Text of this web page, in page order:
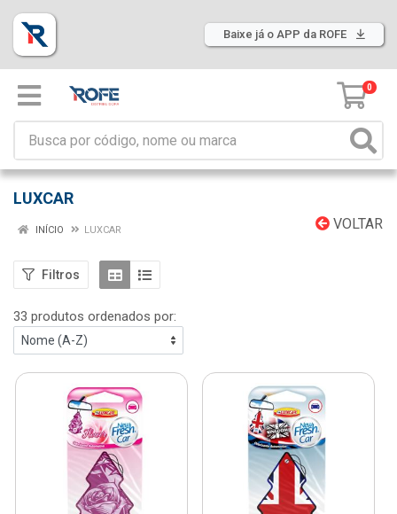
Baixe já o APP da ROFE
0
LUXCAR
VOLTAR
INÍCIO LUXCAR
Filtros
33 produtos ordenados por: